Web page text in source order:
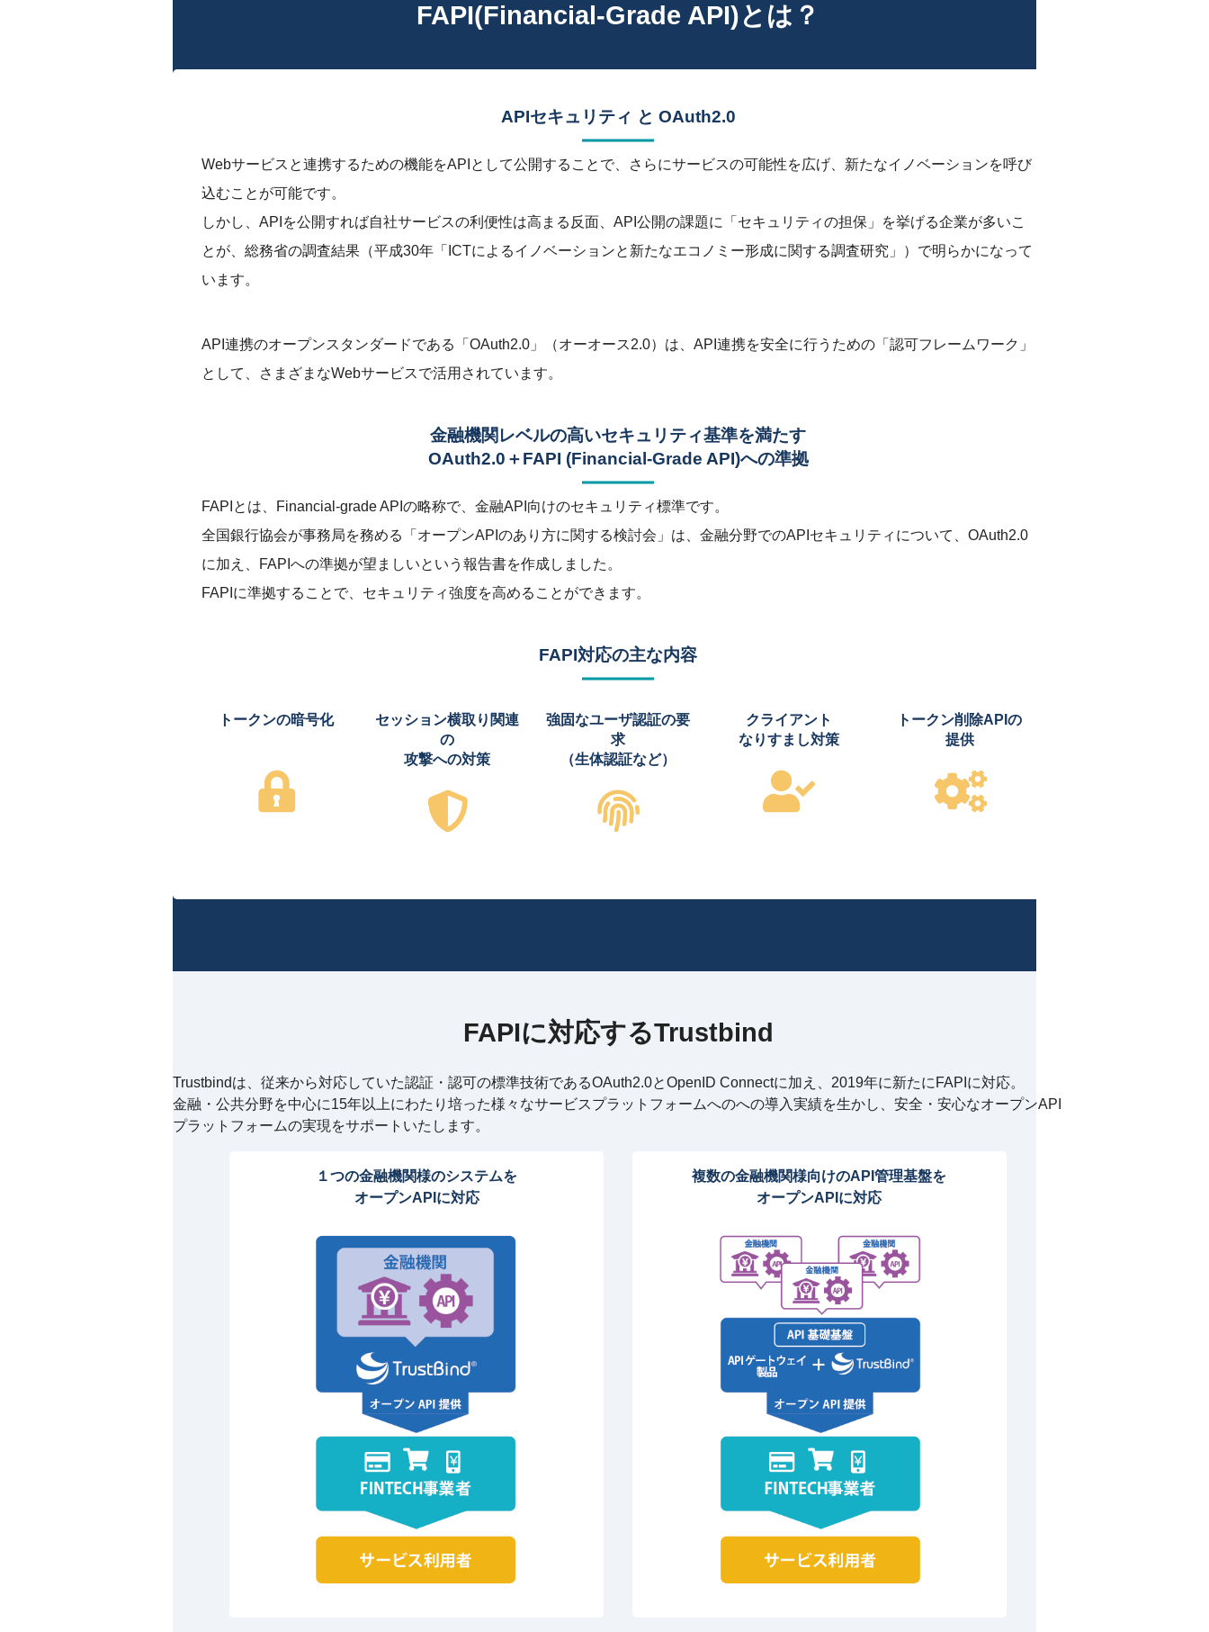
FAPI(Financial-Grade API)とは？
APIセキュリティ と OAuth2.0
Webサービスと連携するための機能をAPIとして公開することで、さらにサービスの可能性を広げ、新たなイノベーションを呼び
込むことが可能です。
しかし、APIを公開すれば自社サービスの利便性は高まる反面、API公開の課題に「セキュリティの担保」を挙げる企業が多いこ
とが、総務省の調査結果（平成30年「ICTによるイノベーションと新たなエコノミー形成に関する調査研究」）で明らかになって
います。
API連携のオープンスタンダードである「OAuth2.0」（オーオース2.0）は、API連携を安全に行うための「認可フレームワーク」
として、さまざまなWebサービスで活用されています。
金融機関レベルの高いセキュリティ基準を満たす
OAuth2.0＋FAPI (Financial-Grade API)への準拠
FAPIとは、Financial-grade APIの略称で、金融API向けのセキュリティ標準です。
全国銀行協会が事務局を務める「オープンAPIのあり方に関する検討会」は、金融分野でのAPIセキュリティについて、OAuth2.0
に加え、FAPIへの準拠が望ましいという報告書を作成しました。
FAPIに準拠することで、セキュリティ強度を高めることができます。
FAPI対応の主な内容
トークンの暗号化
セッション横取り関連
の
攻撃への対策
強固なユーザ認証の要
求
（生体認証など）
クライアント
なりすまし対策
トークン削除APIの
提供
FAPIに対応するTrustbind
Trustbindは、従来から対応していた認証・認可の標準技術であるOAuth2.0とOpenID Connectに加え、2019年に新たにFAPIに対応。
金融・公共分野を中心に15年以上にわたり培った様々なサービスプラットフォームへのへの導入実績を生かし、安全・安心なオープンAPI
プラットフォームの実現をサポートいたします。
１つの金融機関様のシステムを
オープンAPIに対応
複数の金融機関様向けのAPI管理基盤を
オープンAPIに対応